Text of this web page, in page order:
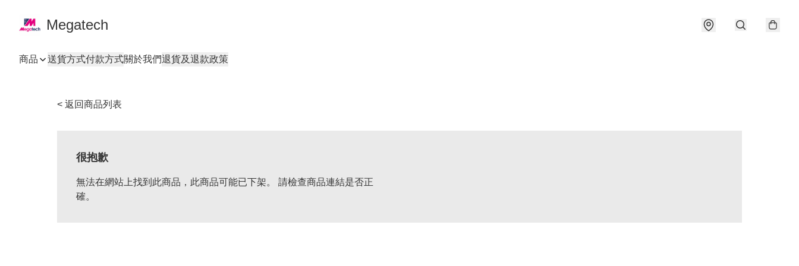
Megatech
商品 送貨方式付款方式關於我們退貨及退款政策
< 返回商品列表
很抱歉
無法在網站上找到此商品，此商品可能已下架。 請檢查商品連結是否正
確。